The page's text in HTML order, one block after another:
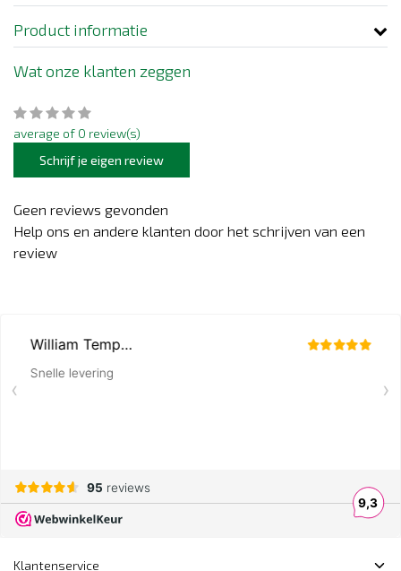
Product informatie
Wat onze klanten zeggen
average of 0 review(s)
Schrijf je eigen review
Geen reviews gevonden
Help ons en andere klanten door het schrijven van een
review
Klantenservice